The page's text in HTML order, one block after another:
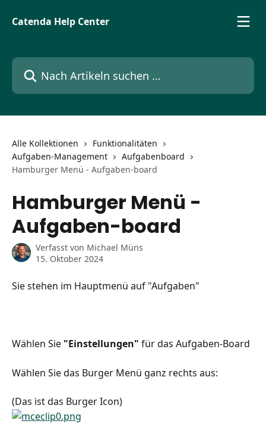
Catenda Help Center
Nach Artikeln suchen …
Alle Kollektionen
Funktionalitäten
Aufgaben-Management
Aufgabenboard
Hamburger Menü - Aufgaben-board
Hamburger Menü -
Aufgaben-board
Verfasst von Michael Müns
15. Oktober 2024
Sie stehen im Hauptmenü auf "Aufgaben"
Wählen Sie "Einstellungen" für das Aufgaben-Board
Wählen Sie das Burger Menü ganz rechts aus:
(Das ist das Burger Icon)